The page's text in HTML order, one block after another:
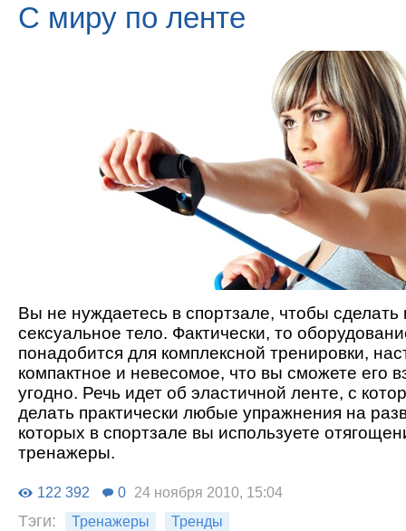
С миру по ленте
Вы не нуждаетесь в спортзале, чтобы сделать
сексуальное тело. Фактически, то
понадобится для комплексной тренировки,
компактное и невесомое, что вы сможете его
угодно. Речь идет об эластичной ленте, с
делать практически любые упражнения на
которых в спортзале вы используете
тренажеры.
122 392 0 24 ноября 2010, 15:04
Тэги: Тренажеры Тренды